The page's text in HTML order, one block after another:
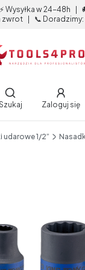
Wysyłka w 24-48h |
zwrot | 📞
Otwórz
Zaloguj się
udarowe 1/2”